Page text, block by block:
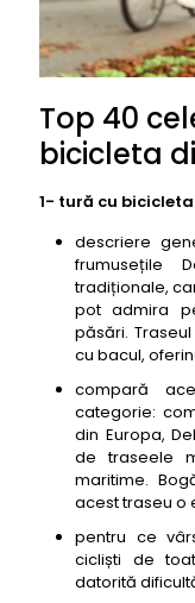
Top 40
bicicleta
1- tură cu
descriere
frumusețile
tradiționale,
pot admira
păsări.
cu bacul,
compară
categorie:
din Europa,
de traseele
maritime.
acest traseu o
pentru ce
cicliști de
datorită